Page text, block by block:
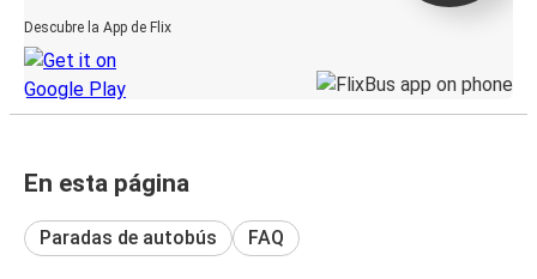
Descubre la App de Flix
En esta página
Paradas de autobús FAQ